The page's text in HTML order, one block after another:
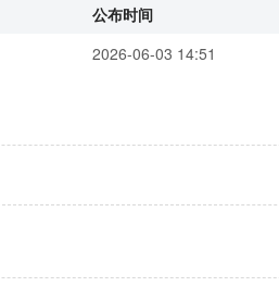
公布时间
2026-06-03 14:51